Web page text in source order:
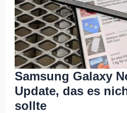
Samsung Galaxy
Update, das es
sollte